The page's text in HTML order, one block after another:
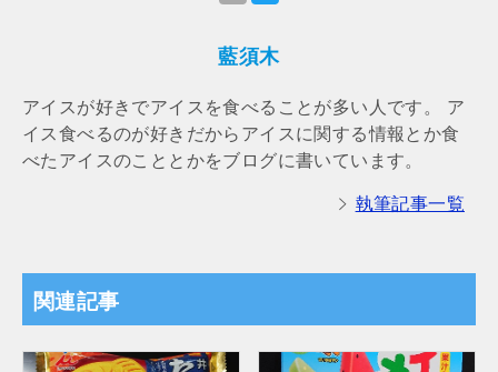
藍須木
アイスが好きでアイスを食べることが多い人です。 ア
イス食べるのが好きだからアイスに関する情報とか食
べたアイスのこととかをブログに書いています。
執筆記事一覧
関連記事